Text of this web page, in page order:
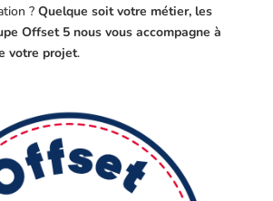
? Quelque soit votre métier, les
Offset 5 nous vous accompagne à
votre projet.